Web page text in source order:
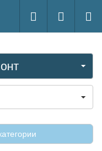
Поиск
Вход на